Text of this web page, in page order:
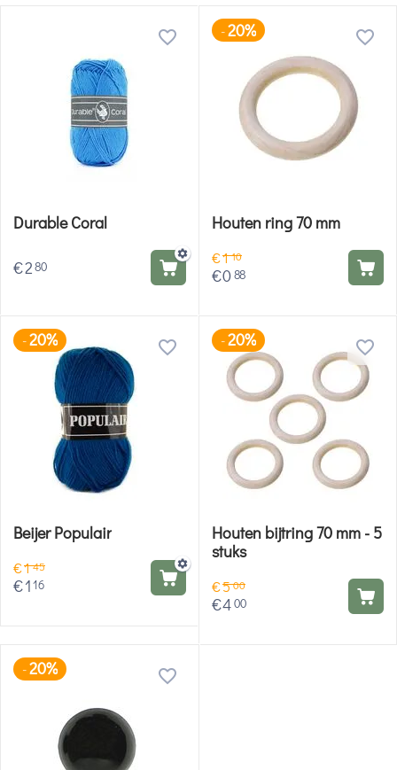
Durable Coral
€280
-20%
Houten ring 70 mm
€110
€088
-20%
Beijer Populair
€145
€116
-20%
Houten bijtring 70 mm - 5
stuks
€500
€400
-20%